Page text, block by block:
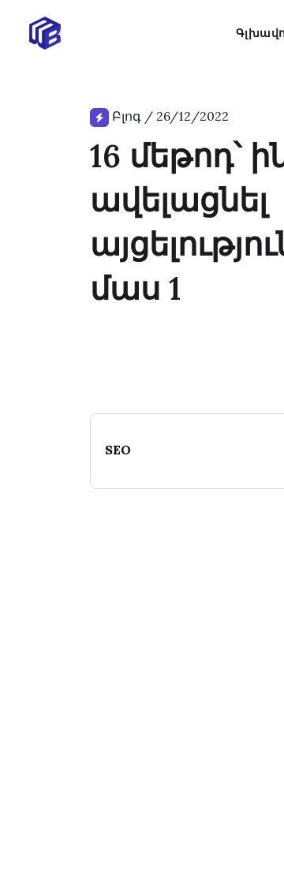
Բլոգ / 26/12/2022
16 մեթոդ՝
ավելացնել
մաս 1
SEO